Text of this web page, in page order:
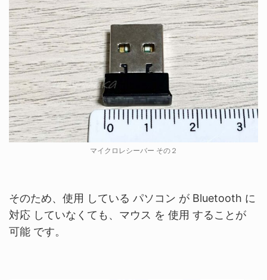
マイクロレシーバー その２
そのため、使用 している パソコン が Bluetooth に
対応 していなくても、マウス を 使用 することが
可能 です。